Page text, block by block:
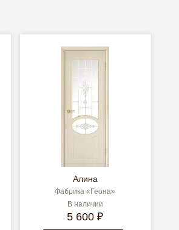
Алина
Фабрика «Геона»
В наличии
5 600 ₽